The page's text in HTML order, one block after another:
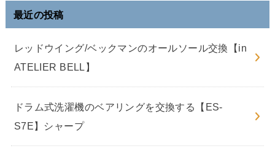
最近の投稿
レッドウイング/ベックマンのオールソール交換【in
ATELIER BELL】
ドラム式洗濯機のベアリングを交換する【ES-
S7E】シャープ